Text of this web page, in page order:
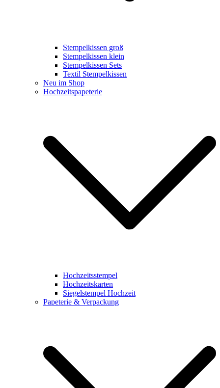
Stempelkissen groß
Stempelkissen klein
Stempelkissen Sets
Textil Stempelkissen
Neu im Shop
Hochzeitspapeterie
Hochzeitsstempel
Hochzeitskarten
Siegelstempel Hochzeit
Papeterie & Verpackung